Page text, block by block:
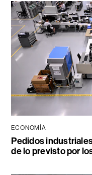
ECONOMÍA
Pedidos
de lo previsto por